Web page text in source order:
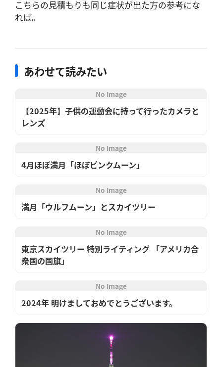
こちらの見積もりも同じ症状が出た方の参考にな
れば。
あわせて読みたい
No Image
【2025年】子供の運動会に持って行ったカメラと
レンズ
No Image
4月ほぼ満月「ほぼピンクムーン」
No Image
満月「ウルフムーン」とスカイツリー
No Image
東京スカイツリー 特別ライティング 「アメリカ合
衆国の国旗」
No Image
2024年 明けましておめでとうございます。